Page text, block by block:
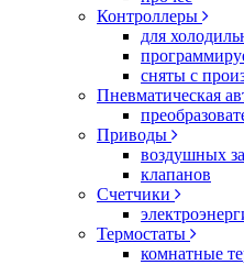
Контроллеры
для
сняты с
Пневматическая
Приводы
воздушных
клапанов
Счетчики
Термостаты
комнатные